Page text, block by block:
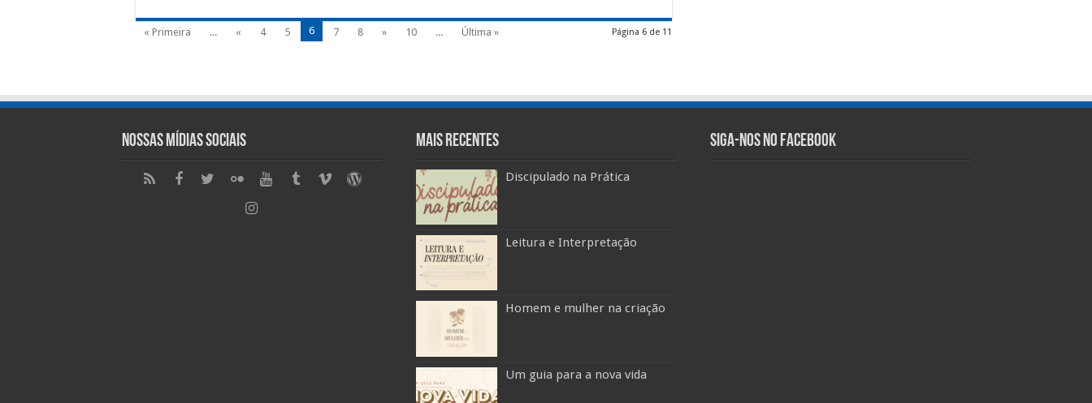
Página 6 de 11
« Primeira ... « 4 5 6 7 8 » 10 ... Última »
Nossas Mídias Sociais Mais Recentes
Discipulado na Prática
Leitura e Interpretação
Homem e mulher na criação
Um guia para a nova vida
Siga-nos no Facebook